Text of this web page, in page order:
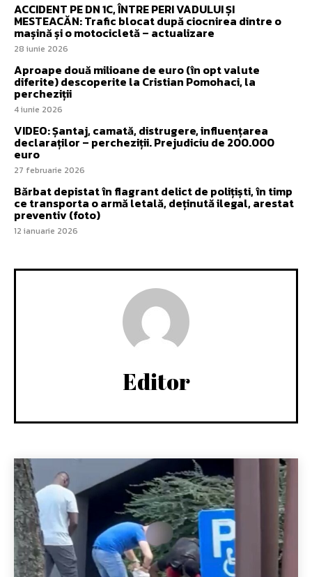
ACCIDENT PE DN 1C, ÎNTRE PERI VADULUI ȘI
MESTEACĂN: Trafic blocat după ciocnirea dintre o
mașină și o motocicletă – actualizare
28 iunie 2026
Aproape două milioane de euro (în opt valute
diferite) descoperite la Cristian Pomohaci, la
percheziții
4 iunie 2026
VIDEO: Șantaj, camată, distrugere, influențarea
declaraților – percheziții. Prejudiciu de 200.000
euro
27 februarie 2026
Bărbat depistat în flagrant delict de polițiști, în timp
ce transporta o armă letală, deținută ilegal, arestat
preventiv (foto)
12 ianuarie 2026
Editor